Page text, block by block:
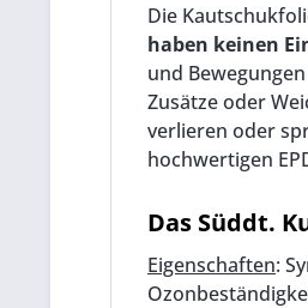
Die
haben keinen
und
Zusätze oder
verlieren oder
hochwertigen
Das Süddt.
Eigenschaften: